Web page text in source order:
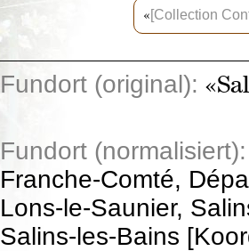
« [Collection
Fundort (original):
Fundort (normalisiert):
Franche-Comté,
Lons-le-Saunier,
Salins-les-Bains